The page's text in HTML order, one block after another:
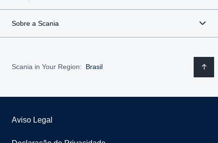
Sobre a Scania
Scania in Your Region: Brasil
Aviso Legal